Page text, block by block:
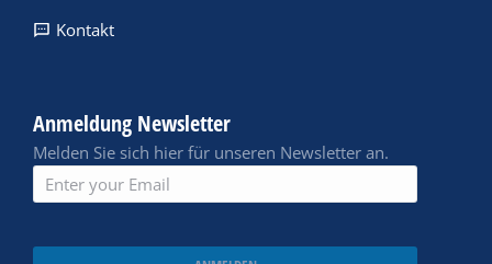
Kontakt
Anmeldung Newsletter
Melden Sie sich hier für unseren Newsletter an.